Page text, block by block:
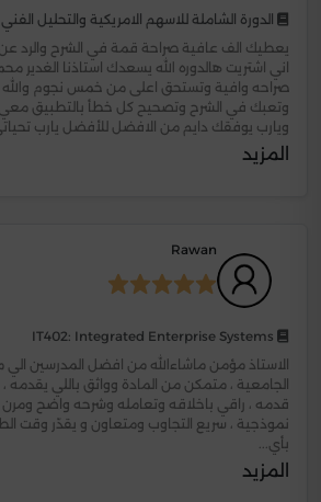
الدورة الشاملة للاسهم الامريكية والتحليل
يعطيك الف عافية صراحة قمة في الشرح والرد
اني اشتريت هالدوره الله يسعدك استاذنا الغدير
صراحه وافية وتستحق اعلى من خمس نجوم والله
وتعبك في الشرح وتصحيح كل خطأ بالتطبيق
ويارب يوفقك دايم من الافضل للأفضل يارب
المزيد
Rawan
الاستاذ مؤمن ماشاءالله من افضل المدرسين
الجامعية ، متمكن من المادة وواثق باللي
قدمه ، راقي باخلاقه وتعامله وشرحه واضح
نموذجية ، سريع التجاوب ومتعاون و يقدّر وقت
بأي...
المزيد